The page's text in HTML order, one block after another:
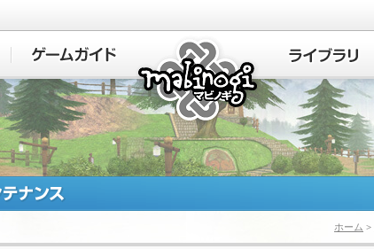
マビノギ
ホーム >